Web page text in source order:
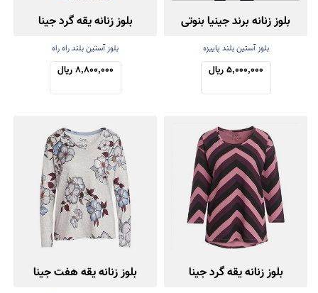
بلوز زنانه برند جینیا بنوتی
بلوز آستین بلند پاییزه
5,000,000 ریال
بلوز زنانه یقه گرد جینا
بلوز آستین بلند راه راه
8,800,000 ریال
بلوز زنانه یقه گرد جینا بلوز زنانه یقه هفت جینا